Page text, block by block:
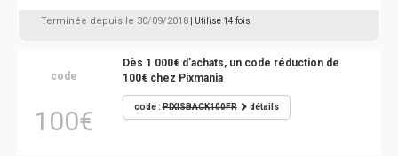
Terminée depuis le 30/09/2018 | Utilisé 14 fois
code
100€
Dès 1 000€ d'achats, un code réduction de
100€ chez Pixmania
code :PIXISBACK100FR détails